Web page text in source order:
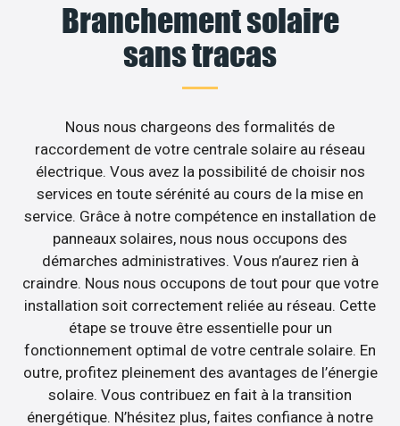
Branchement solaire
sans tracas
Nous nous chargeons des formalités de
raccordement de votre centrale solaire au réseau
électrique. Vous avez la possibilité de choisir nos
services en toute sérénité au cours de la mise en
service. Grâce à notre compétence en installation de
panneaux solaires, nous nous occupons des
démarches administratives. Vous n’aurez rien à
craindre. Nous nous occupons de tout pour que votre
installation soit correctement reliée au réseau. Cette
étape se trouve être essentielle pour un
fonctionnement optimal de votre centrale solaire. En
outre, profitez pleinement des avantages de l’énergie
solaire. Vous contribuez en fait à la transition
énergétique. N’hésitez plus, faites confiance à notre